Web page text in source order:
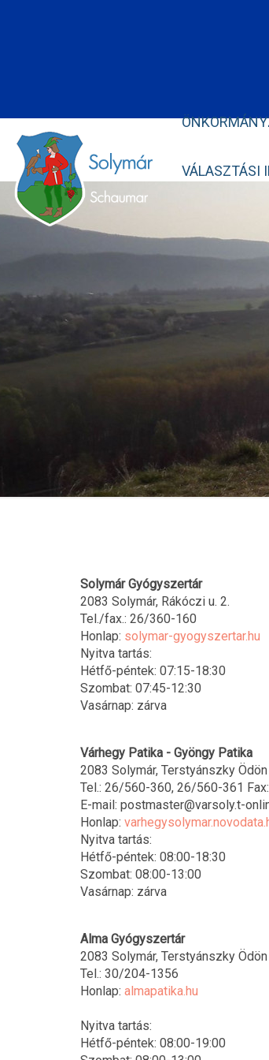
VÁLASZTÁSI
Solymár Gyógyszertár
2083 Solymár, Rákóczi u. 2.
Tel./fax.: 26/360-160
Honlap: solymar-gyogyszertar.hu
Nyitva tartás:
Hétfő-péntek: 07:15-18:30
Szombat: 07:45-12:30
Vasárnap: zárva
Várhegy Patika - Gyöngy Patika
2083 Solymár, Terstyánszky
Tel.: 26/560-360, 26/560-361
E-mail: postmaster@varsoly.t-
Honlap:
Nyitva tartás:
Hétfő-péntek: 08:00-18:30
Szombat: 08:00-13:00
Vasárnap: zárva
Alma Gyógyszertár
2083 Solymár, Terstyánszky Ödön
Tel.: 30/204-1356
Honlap: almapatika.hu
Nyitva tartás:
Hétfő-péntek: 08:00-19:00